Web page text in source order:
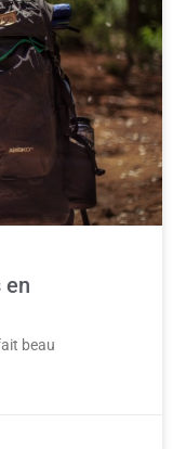
en
beau